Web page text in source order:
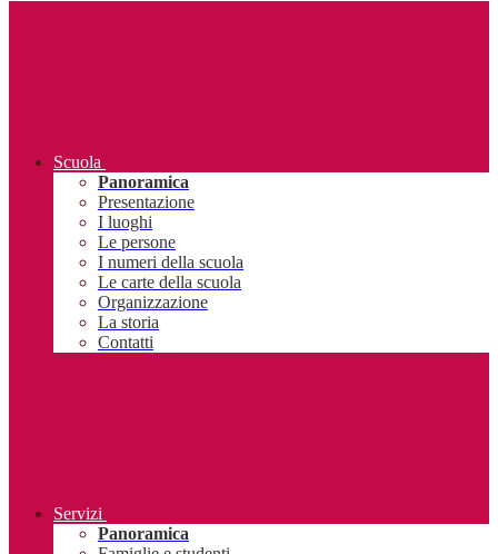
Scuola
Panoramica
Presentazione
I luoghi
Le persone
I numeri della scuola
Le carte della scuola
Organizzazione
La storia
Contatti
Servizi
Panoramica